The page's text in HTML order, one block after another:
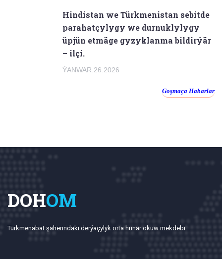
Hindistan we Türkmenistan sebitde
parahatçylygy we durnuklylygy
üpjün etmäge gyzyklanma bildirýär
– ilçi.
ÝANWAR.26.2026
Goşmaça Habarlar
DOHOM
Türkmenabat şäherindäki derýaçylyk orta hünär okuw mekdebi.